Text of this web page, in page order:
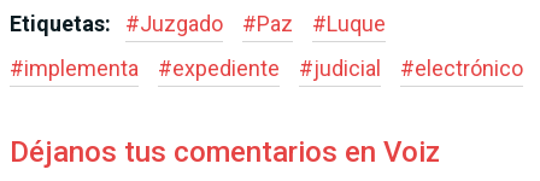
Etiquetas: #Juzgado #Paz #Luque
#implementa #expediente #judicial #electrónico
Déjanos tus comentarios en Voiz